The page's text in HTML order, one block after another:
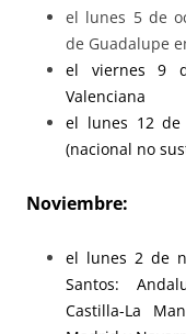
el lunes 5 de
de Guadalupe
el viernes 9
Valenciana
el lunes 12 de
(nacional no
Noviembre:
el lunes 2 de
Santos:
Castilla-La